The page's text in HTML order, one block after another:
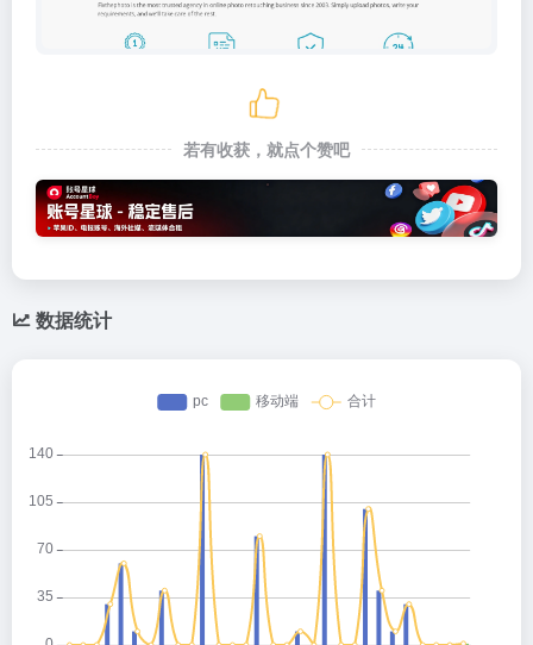
若有收获，就点个赞吧
数据统计